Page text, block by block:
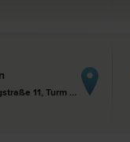
Wienerbergstraße 11, Turm B, 19. OG